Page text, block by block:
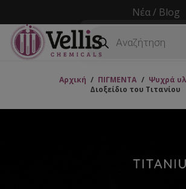
Νέα / Blog
Products
search
Αρχική / ΠΙΓΜΕΝΤΑ / Ψυχρά
Διοξείδιο του Τιτανίου